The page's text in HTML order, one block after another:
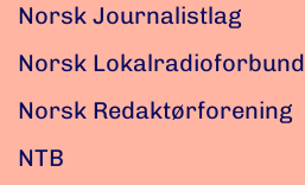
Norsk Journalistlag
Norsk Lokalradioforbund
Norsk Redaktørforening
NTB